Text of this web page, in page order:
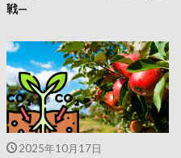
戦—
2025年10月17日